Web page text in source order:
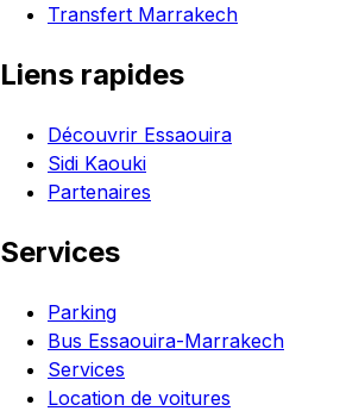
Transfert Marrakech
Liens rapides
Découvrir Essaouira
Sidi Kaouki
Partenaires
Services
Parking
Bus Essaouira-Marrakech
Services
Location de voitures